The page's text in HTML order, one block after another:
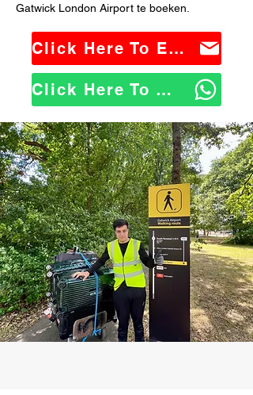
Gatwick London Airport te boeken.
Click Here To Email Us
Click Here To WhatsApp Us